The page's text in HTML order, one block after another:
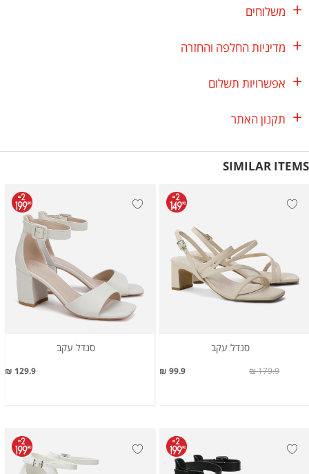
משלוחים
מדיניות החלפה והחזרה
אפשרויות תשלום
תקנון האתר
SIMILAR ITEMS
סנדל עקב
99.9 ₪ 179.9 ₪
סנדל עקב
129.9 ₪